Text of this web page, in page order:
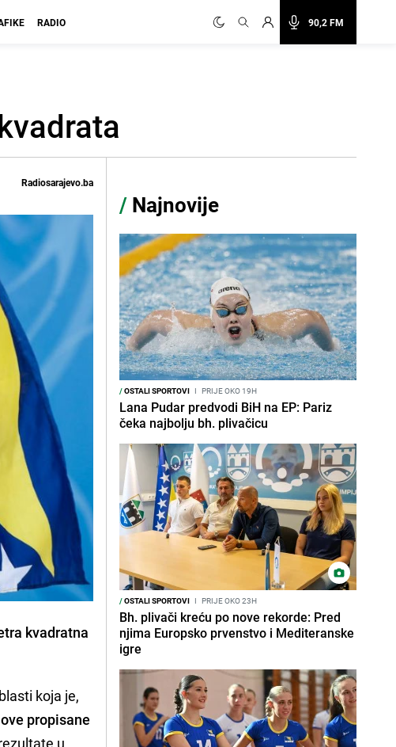
90,2 FM
RADIO
Radiosarajevo.ba
kvadratna
koja je,
propisane
u
/ Najnovije
/OSTALI SPORTOVI I PRIJE OKO 19H
Lana Pudar predvodi BiH na EP: Pariz
čeka najbolju bh. plivačicu
/OSTALI SPORTOVI I PRIJE OKO 23H
Bh. plivači kreću po nove rekorde: Pred
njima Europsko prvenstvo i Mediteranske
igre